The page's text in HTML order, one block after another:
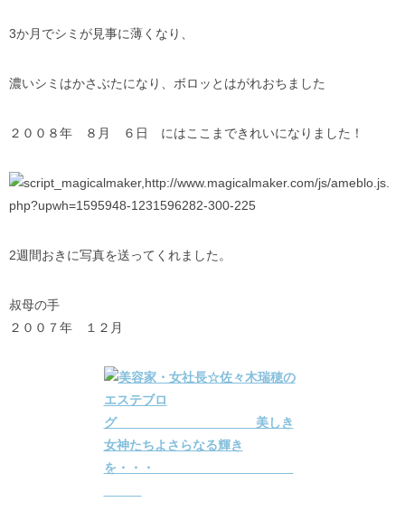
3か月でシミが見事に薄くなり、
濃いシミはかさぶたになり、ボロッとはがれおちました
２００８年 ８月 ６日 にはここまできれいになりました！
2週間おきに写真を送ってくれました。
叔母の手
２００７年 １２月